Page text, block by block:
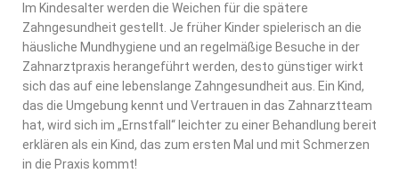
Im Kindesalter werden die Weichen für die spätere
Zahngesundheit gestellt. Je früher Kinder spielerisch an die
häusliche Mundhygiene und an regelmäßige Besuche in der
Zahnarztpraxis herangeführt werden, desto günstiger wirkt
sich das auf eine lebenslange Zahngesundheit aus. Ein Kind,
das die Umgebung kennt und Vertrauen in das Zahnarztteam
hat, wird sich im „Ernstfall“ leichter zu einer Behandlung bereit
erklären als ein Kind, das zum ersten Mal und mit Schmerzen
in die Praxis kommt!